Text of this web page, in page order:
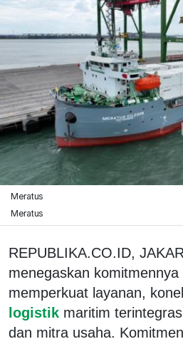
Meratus
Meratus
REPUBLIKA.CO.ID,
menegaskan
memperkuat layanan,
logistik maritim
dan mitra usaha.